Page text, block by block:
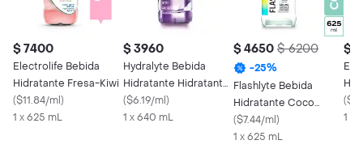
$ 7400
Electrolife Bebida
Hidratante Fresa-Kiwi
($11.84/ml)
1 x 625 mL
$ 3960
Hydralyte Bebida
Hidratante Hidratante
Electrolitos Uva
($6.19/ml)
1 x 640 mL
$ 4650 $ 6200
-25%
Flashlyte Bebida
Hidratante Coco
Limón Con
Electrolitos 625 mL
($7.44/ml)
1 x 625 mL
$
(
1 x